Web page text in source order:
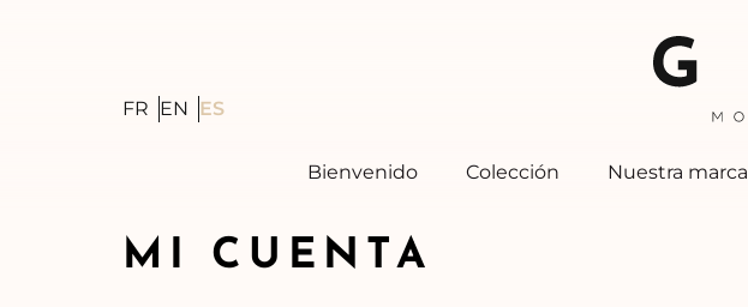
FR EN ES
Bienvenido Colección Nuestra marca
MI CUENTA